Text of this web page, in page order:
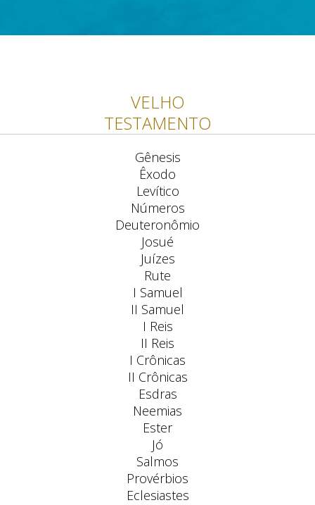
VELHO
TESTAMENTO
Gênesis
Êxodo
Levítico
Números
Deuteronômio
Josué
Juízes
Rute
I Samuel
II Samuel
I Reis
II Reis
I Crônicas
II Crônicas
Esdras
Neemias
Ester
Jó
Salmos
Provérbios
Eclesiastes